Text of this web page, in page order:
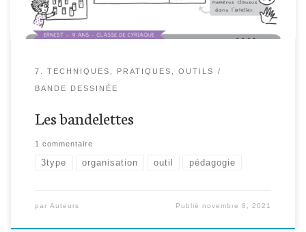
7. TECHNIQUES, PRATIQUES, OUTILS
BANDE DESSINÉE
Les bandelettes
1 commentaire
3type organisation outil pédagogie
par Auteurs Publiénovembre 8, 2021